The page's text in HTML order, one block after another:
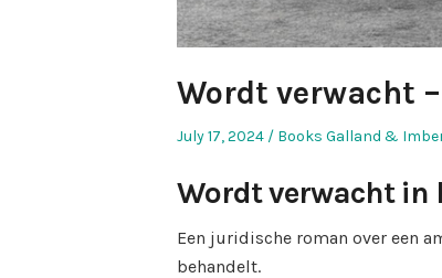
Wordt verwacht
Posted
July 17, 2024
Posted
Books Galland &
Wordt verwacht in
Een juridische roman over een
behandelt.